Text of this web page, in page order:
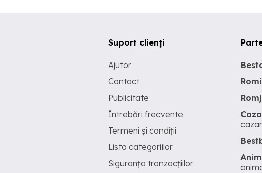
Suport clienți
Ajutor
Contact
Publicitate
Întrebări frecvente
Termeni și condiții
Lista categoriilor
Siguranța tranzacțiilor